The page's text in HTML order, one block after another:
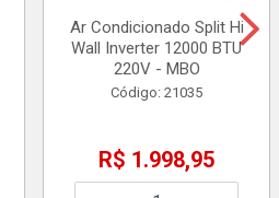
Ar Condicionado Split Hi
Wall Inverter 12000 BTU
220V - MBO
Código: 21035
R$ 1.998,95